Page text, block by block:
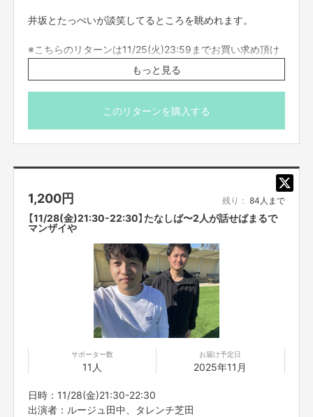
井坂とたっぺいが談笑してるところを眺めれます。
※こちらのリターンは11/25(火)23:59までお買い求め頂け
ます。
※出演者は変更になる場合がありますので予めご了承くだ
さい。変更になった場合の返金は致しかねます。
※プロジェクト本文の末尾に記載されている【ご支援にあた
もっと見る
このリターンを購入する
1,200円 残り： 84人まで
【11/28(金)21:30-22:30】たなしば〜2人が話せばまるで
マンザイや
サポーター数
11人
お届け予定日
2025年11月
日時：11/28(金)21:30-22:30
出演者：ルージュ田中、タレンチ芝田